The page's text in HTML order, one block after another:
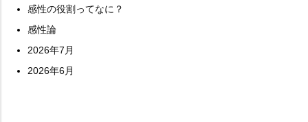
感性の役割ってなに？
感性論
2026年7月
2026年6月